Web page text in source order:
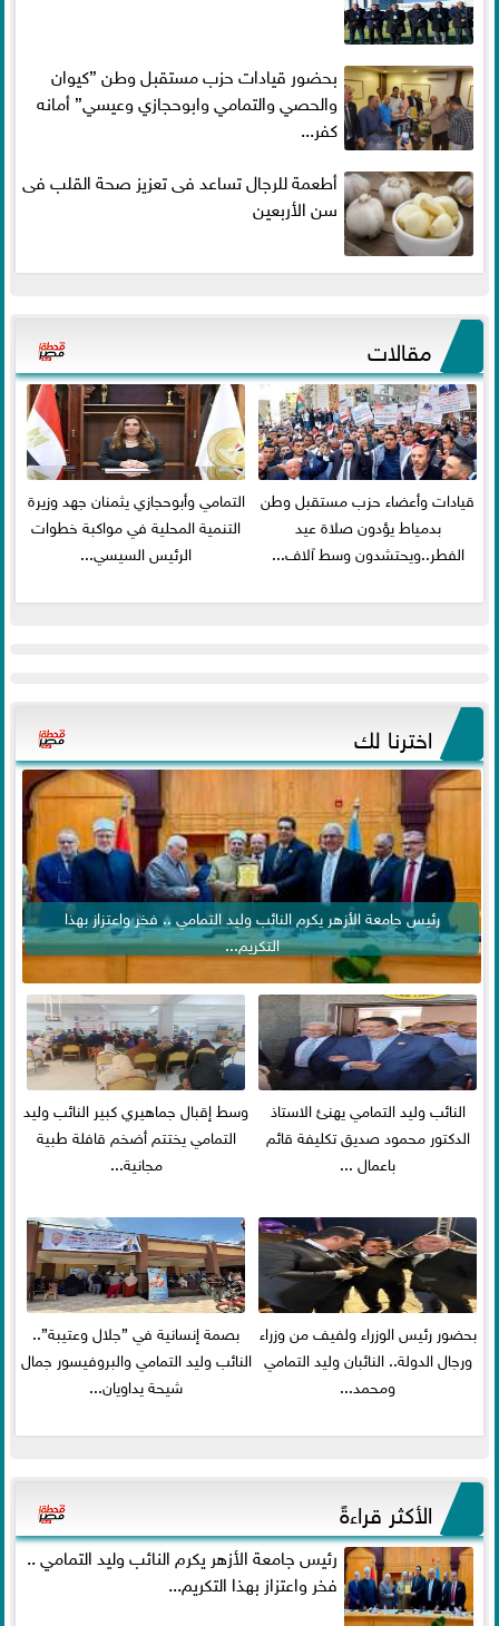
بحضور قيادات حزب مستقبل وطن ”كيوان
والحصي والتمامي وابوحجازي وعيسي” أمانه
كفر...
أطعمة للرجال تساعد فى تعزيز صحة القلب فى
سن الأربعين
مقالات
قيادات وأعضاء حزب مستقبل وطن
بدمياط يؤدون صلاة عيد
الفطر..ويحتشدون وسط آلاف...
التمامي وأبوحجازي يثمنان جهد وزيرة
التنمية المحلية في مواكبة خطوات
الرئيس السيسي...
اخترنا لك
رئيس جامعة الأزهر يكرم النائب وليد التمامي .. فخر واعتزاز بهذا
التكريم...
النائب وليد التمامي يهنئ الاستاذ
الدكتور محمود صديق تكليفة قائم
باعمال ...
وسط إقبال جماهيري كبير النائب وليد
التمامي يختتم أضخم قافلة طبية
مجانية...
بحضور رئيس الوزراء ولفيف من وزراء
ورجال الدولة.. النائبان وليد التمامي
ومحمد...
بصمة إنسانية في ”جلال وعتيبة”..
النائب وليد التمامي والبروفيسور جمال
شيحة يداويان...
الأكثر قراءةً
رئيس جامعة الأزهر يكرم النائب وليد التمامي ..
فخر واعتزاز بهذا التكريم...